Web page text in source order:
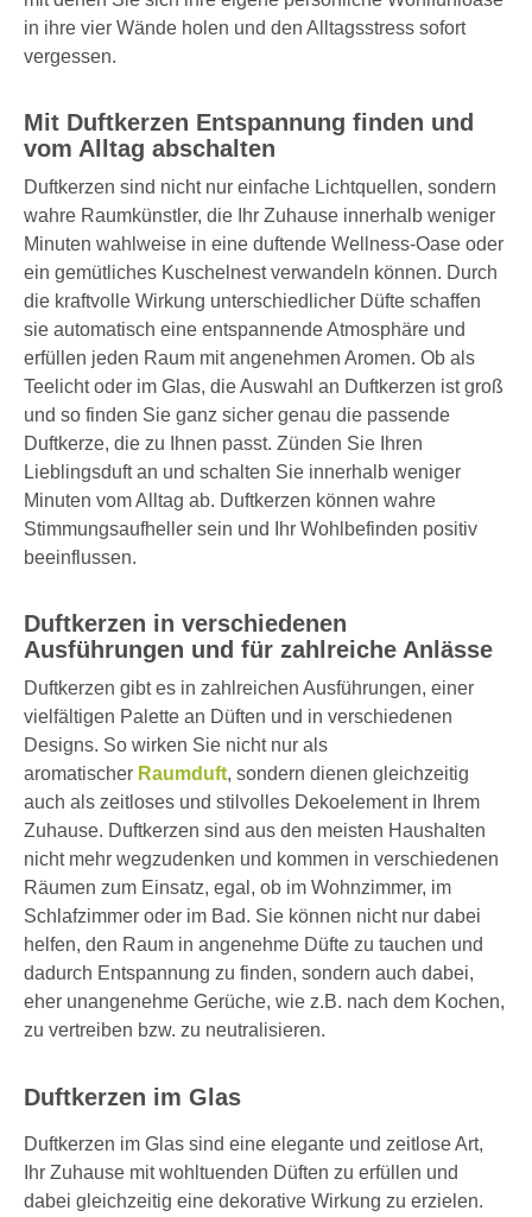
in ihre vier Wände holen und den Alltagsstress sofort
vergessen.
Mit Duftkerzen Entspannung finden und
vom Alltag abschalten
Duftkerzen sind nicht nur einfache Lichtquellen, sondern
wahre Raumkünstler, die Ihr Zuhause innerhalb weniger
Minuten wahlweise in eine duftende Wellness-Oase oder
ein gemütliches Kuschelnest verwandeln können. Durch
die kraftvolle Wirkung unterschiedlicher Düfte schaffen
sie automatisch eine entspannende Atmosphäre und
erfüllen jeden Raum mit angenehmen Aromen. Ob als
Teelicht oder im Glas, die Auswahl an Duftkerzen ist groß
und so finden Sie ganz sicher genau die passende
Duftkerze, die zu Ihnen passt. Zünden Sie Ihren
Lieblingsduft an und schalten Sie innerhalb weniger
Minuten vom Alltag ab. Duftkerzen können wahre
Stimmungsaufheller sein und Ihr Wohlbefinden positiv
beeinflussen.
Duftkerzen in verschiedenen
Ausführungen und für zahlreiche Anlässe
Duftkerzen gibt es in zahlreichen Ausführungen, einer
vielfältigen Palette an Düften und in verschiedenen
Designs. So wirken Sie nicht nur als
aromatischer Raumduft, sondern dienen gleichzeitig
auch als zeitloses und stilvolles Dekoelement in Ihrem
Zuhause. Duftkerzen sind aus den meisten Haushalten
nicht mehr wegzudenken und kommen in verschiedenen
Räumen zum Einsatz, egal, ob im Wohnzimmer, im
Schlafzimmer oder im Bad. Sie können nicht nur dabei
helfen, den Raum in angenehme Düfte zu tauchen und
dadurch Entspannung zu finden, sondern auch dabei,
eher unangenehme Gerüche, wie z.B. nach dem Kochen,
zu vertreiben bzw. zu neutralisieren.
Duftkerzen im Glas
Duftkerzen im Glas sind eine elegante und zeitlose Art,
Ihr Zuhause mit wohltuenden Düften zu erfüllen und
dabei gleichzeitig eine dekorative Wirkung zu erzielen.